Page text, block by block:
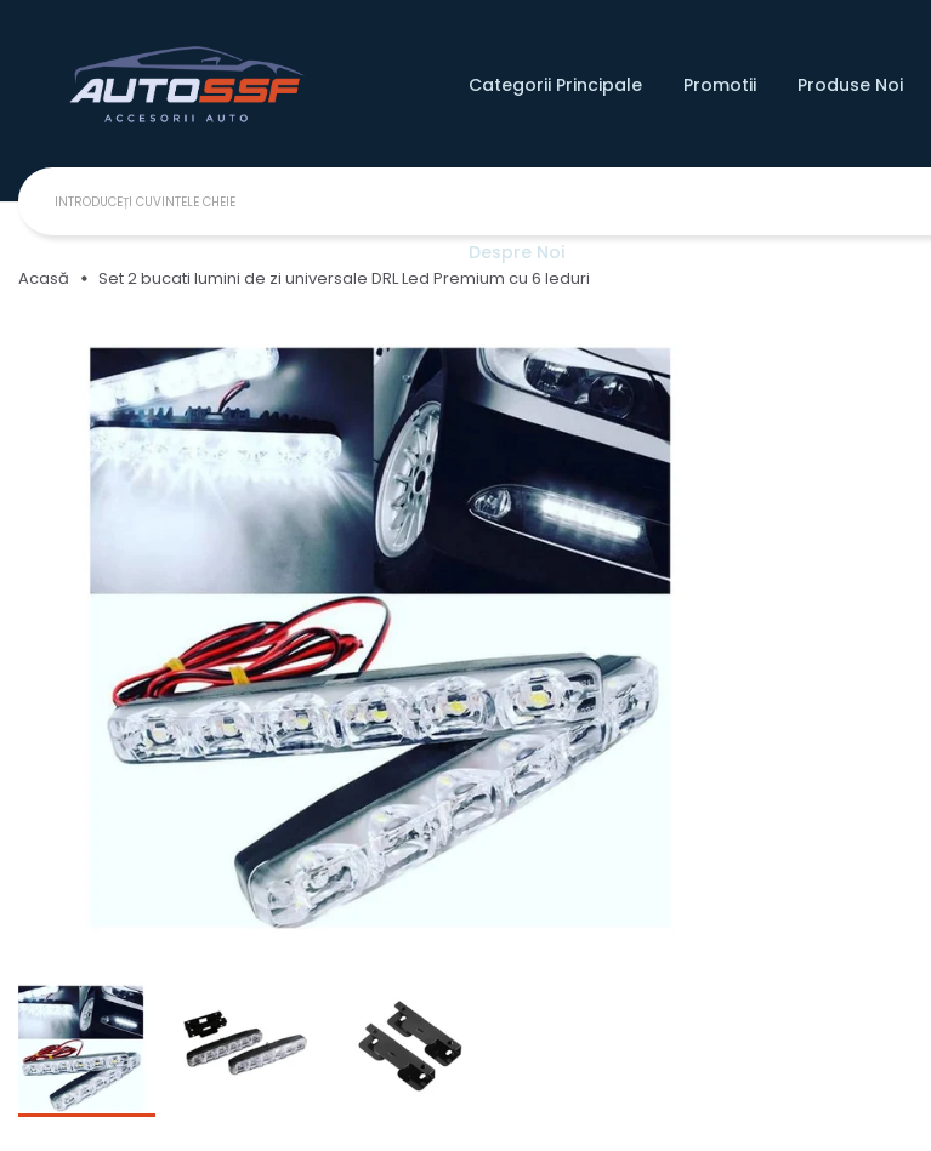
Categorii Principale Promotii Produse Noi
Despre Noi
Acasă Set 2 bucati lumini de zi universale DRL Led Premium cu 6 leduri